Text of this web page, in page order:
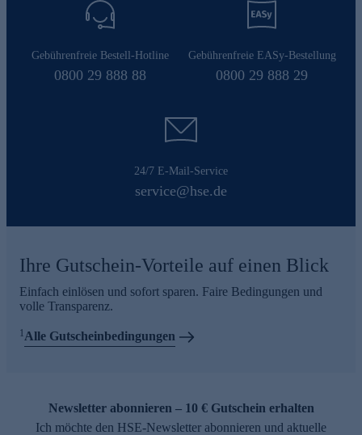
Gebührenfreie Bestell-Hotline
0800 29 888 88
Gebührenfreie EASy-Bestellung
0800 29 888 29
24/7 E-Mail-Service
service@hse.de
Ihre Gutschein-Vorteile auf einen Blick
Einfach einlösen und sofort sparen. Faire Bedingungen und
volle Transparenz.
1Alle Gutscheinbedingungen
Newsletter abonnieren – 10 € Gutschein erhalten
Ich möchte den HSE-Newsletter abonnieren und aktuelle